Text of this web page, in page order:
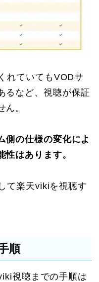
れていてもVODサ
るなど、視聴が保証
ん。
側の仕様の変化によ
性はあります。
て楽天vikiを視聴す
順
視聴までの手順は